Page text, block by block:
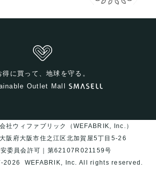
得に買って、地球を守る。
Outlet Mall
社ウィファブリック（WEFABRIK, Inc.）
阪府大阪市住之江区北加賀屋5丁目5-26
安委員会許可｜第62107R021159号
2026
WEFABRIK, Inc.All rights reserved.